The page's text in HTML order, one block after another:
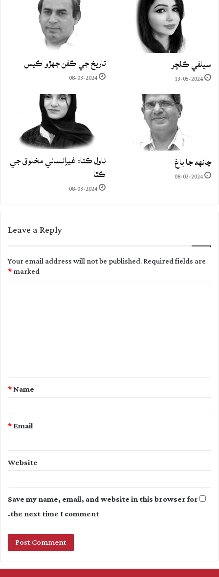
سيلفي ڪلچر
13-05-2024
تاريخ جي ڪفن جھڙو ڪيس
08-03-2024
چانهه جا باغ
08-03-2024
ناول ڪتا: غيرانساني مخلوق جي
ڪٿا
08-03-2024
Leave a Reply
Your email address will not be published.Required fields are
marked
*
t
Name
*
Email
*
Website
Save my name, email, and website in this browser for
the next time I comment.